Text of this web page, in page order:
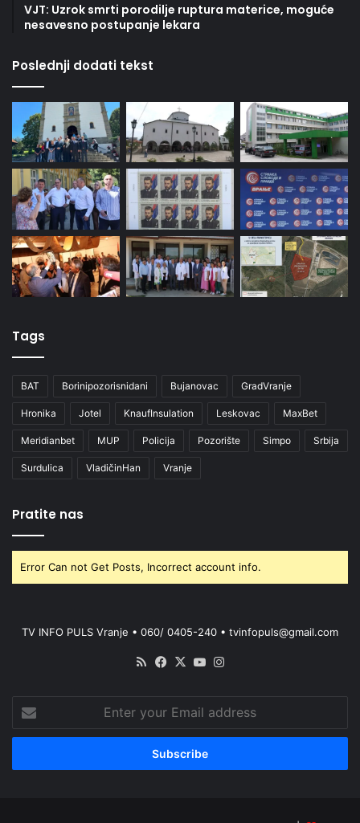
VJT: Uzrok smrti porodilje ruptura materice, moguće
nesavesno postupanje lekara
Poslednji dodati tekst
Tags
BAT Borinipozorisnidani Bujanovac GradVranje
Hronika Jotel KnaufInsulation Leskovac MaxBet
Meridianbet MUP Policija Pozorište Simpo Srbija
Surdulica VladičinHan Vranje
Pratite nas
Error Can not Get Posts, Incorrect account info.
TV INFO PULS Vranje • 060/ 0405-240 • tvinfopuls@gmail.com
RSS Facebook
X YouTube
your
Email